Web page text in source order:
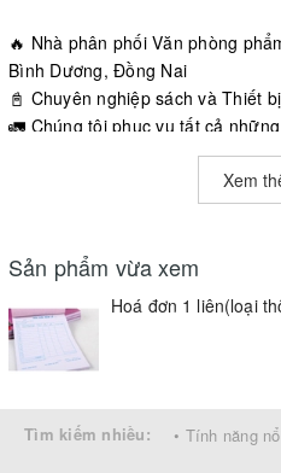
🔥 Nhà phân phối Văn phòng
Bình Dương, Đồng Nai
📓 Chuyên nghiệp sách và Thiết
🚛 Chúng tôi phục vụ tất cả
Xem
Sản phẩm vừa xem
Hoá đơn 1 liên(loại
Tìm kiếm nhiều: • Tính năng